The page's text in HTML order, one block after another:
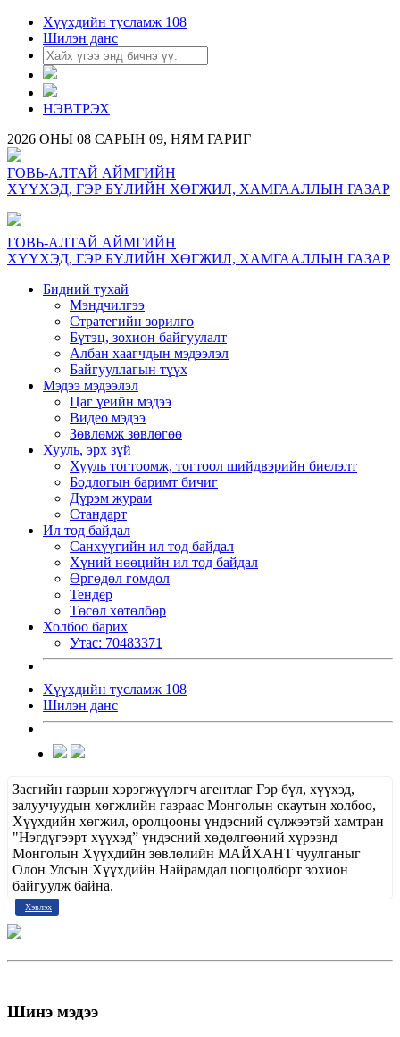
Хүүхдийн тусламж 108
Шилэн данс
НЭВТРЭХ
2026 ОНЫ 08 САРЫН 09, НЯМ ГАРИГ
ГОВЬ-АЛТАЙ АЙМГИЙН
ХҮҮХЭД, ГЭР БҮЛИЙН ХӨГЖИЛ, ХАМГААЛЛЫН ГАЗАР
ГОВЬ-АЛТАЙ АЙМГИЙН
ХҮҮХЭД, ГЭР БҮЛИЙН ХӨГЖИЛ, ХАМГААЛЛЫН ГАЗАР
Бидний тухай
Мэндчилгээ
Стратегийн зорилго
Бүтэц, зохион байгуулалт
Албан хаагчдын мэдээлэл
Байгууллагын түүх
Мэдээ мэдээлэл
Цаг үеийн мэдээ
Видео мэдээ
Зөвлөмж зөвлөгөө
Хууль, эрх зүй
Хууль тогтоомж, тогтоол шийдвэрийн биелэлт
Бодлогын баримт бичиг
Дүрэм журам
Стандарт
Ил тод байдал
Санхүүгийн ил тод байдал
Хүний нөөцийн ил тод байдал
Өргөдөл гомдол
Тендер
Төсөл хөтөлбөр
Холбоо барих
Утас: 70483371
Хүүхдийн тусламж 108
Шилэн данс
Засгийн газрын хэрэгжүүлэгч агентлаг Гэр бүл, хүүхэд,
залуучуудын хөгжлийн газраас Монголын скаутын холбоо,
Хүүхдийн хөгжил, оролцооны үндэсний сүлжээтэй хамтран
"Нэгдүгээрт хүүхэд” үндэсний хөдөлгөөний хүрээнд
Монголын Хүүхдийн зөвлөлийн МАЙХАНТ чуулганыг
Олон Улсын Хүүхдийн Найрамдал цогцолборт зохион
байгуулж байна.
Хэвлэх
Шинэ мэдээ